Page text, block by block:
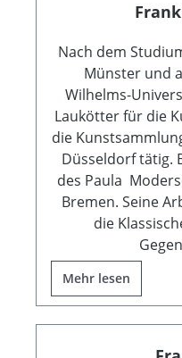
Nach dem
Münster und
Wilhelms-
Laukötter für die
die
Düsseldorf tätig.
des Paula
Bremen. Seine
die
Mehr lesen